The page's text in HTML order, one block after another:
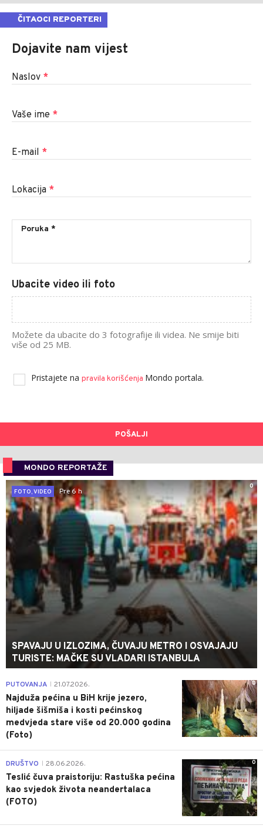
ČITAOCI REPORTERI
Dojavite nam vijest
Naslov *
Vaše ime *
E-mail *
Lokacija *
Ubacite video ili foto
Možete da ubacite do 3 fotografije ili videa. Ne smije biti
više od 25 MB.
Pristajete na pravila korišćenja Mondo portala.
POŠALJI
MONDO REPORTAŽE
0
FOTO, VIDEO
Pre 6 h
SPAVAJU U IZLOZIMA, ČUVAJU METRO I OSVAJAJU
TURISTE: MAČKE SU VLADARI ISTANBULA
0
PUTOVANJA 21.07.2026.
Najduža pećina u BiH krije jezero,
hiljade šišmiša i kosti pećinskog
medvjeda stare više od 20.000 godina
(Foto)
0
DRUŠTVO 28.06.2026.
Teslić čuva praistoriju: Rastuška pećina
kao svjedok života neandertalaca
(FOTO)